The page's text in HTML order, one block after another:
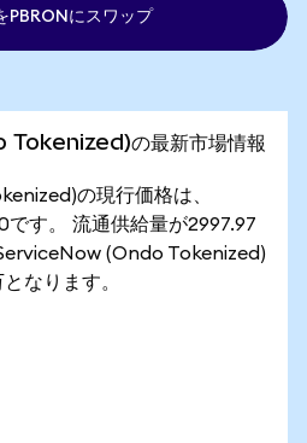
PBRONにスワップ
の最新市場情報
の現行価格は、
です。 流通供給量が2997.97
(Ondo Tokenized)
なります。